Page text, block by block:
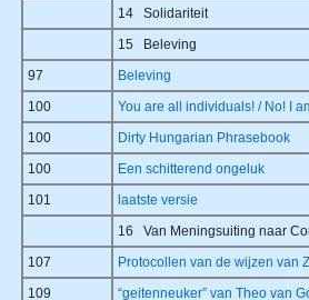
14 Solidariteit
15 Beleving
97
Beleving
100
You are all individuals! / No! I
100
Dirty Hungarian Phrasebook
100
Een schitterend ongeluk
101
laatste versie
16 Van Meningsuiting naar
107
Protocollen van de wijzen van
109
“geitenneuker” van Theo van